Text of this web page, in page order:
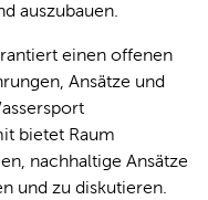
auszubauen.
einen offenen
Ansätze und
bietet Raum
nachhaltige Ansätze
und zu diskutieren.